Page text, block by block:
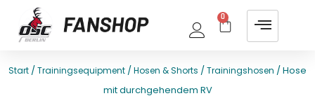
0
Start /Trainingsequipment /Hosen & Shorts /Trainingshosen / Hose
mit durchgehendem RV